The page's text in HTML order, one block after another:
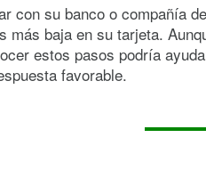
con su banco o compañía
más baja en su tarjeta.
estos pasos podría
favorable.